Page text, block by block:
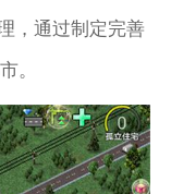
，通过制定完善
。